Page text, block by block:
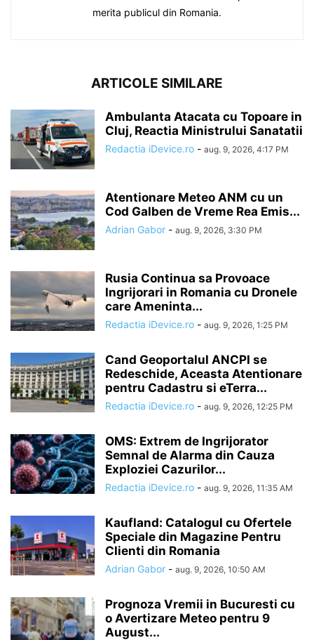
merita publicul din Romania.
ARTICOLE SIMILARE
Ambulanta Atacata cu Topoare in
Cluj, Reactia Ministrului Sanatatii
Redactia iDevice.ro - aug. 9, 2026, 4:17 PM
Atentionare Meteo ANM cu un
Cod Galben de Vreme Rea Emis...
Adrian Gabor - aug. 9, 2026, 3:30 PM
Rusia Continua sa Provoace
Ingrijorari in Romania cu Dronele
care Ameninta...
Redactia iDevice.ro - aug. 9, 2026, 1:25 PM
Cand Geoportalul ANCPI se
Redeschide, Aceasta Atentionare
pentru Cadastru si eTerra...
Redactia iDevice.ro - aug. 9, 2026, 12:25 PM
OMS: Extrem de Ingrijorator
Semnal de Alarma din Cauza
Exploziei Cazurilor...
Redactia iDevice.ro - aug. 9, 2026, 11:35 AM
Kaufland: Catalogul cu Ofertele
Speciale din Magazine Pentru
Clienti din Romania
Adrian Gabor - aug. 9, 2026, 10:50 AM
Prognoza Vremii in Bucuresti cu
o Avertizare Meteo pentru 9
August...